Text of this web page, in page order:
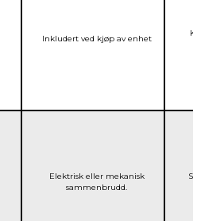
STANDARD
Inkludert ved kjøp av enhet
STANDARD
Elektrisk eller mekanisk
sammenbrudd.